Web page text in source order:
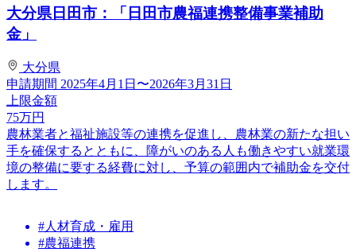
大分県日田市：「日田市農福連携整備事業補助
金」
大分県
申請期間 2025年4月1日〜2026年3月31日
上限金額
75万円
農林業者と福祉施設等の連携を促進し、農林業の新たな担い
手を確保するとともに、障がいのある人も働きやすい就業環
境の整備に要する経費に対し、予算の範囲内で補助金を交付
します。
#人材育成・雇用
#農福連携